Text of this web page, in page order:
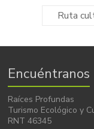
Ruta
Encuéntranos
Raíces Profundas
Turismo Ecológico y
RNT 46345